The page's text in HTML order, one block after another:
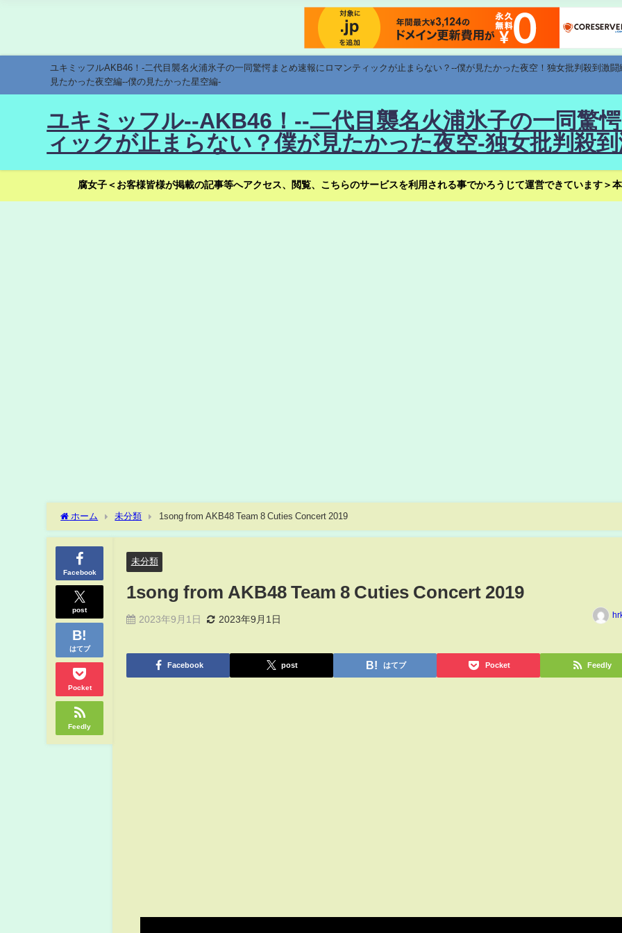
ユキミッフルAKB46！-二代目襲名火浦氷子の一同驚愕まとめ速報にロマンティックが止まらない？--僕が見たかった夜空！独女批判殺到激
見たかった夜空編--僕の見たかった星空編-
ユキミッフル--AKB46！--二代目襲名火浦氷子の一同驚
ィックが止まらない？僕が見たかった夜空-独女批判殺
腐女子＜お客様皆様が掲載の記事等へアクセス、閲覧、こちらのサービスを利用される事でかろうじて運営できています＞
ホーム 未分類 1song from AKB48 Team 8 Cuties Concert 2019
Facebook
post
はてブ
Pocket
Feedly
未分類
1song from AKB48 Team 8 Cuties Concert 2019
2023年9月1日 2023年9月1日
Facebook post はてブ Pocket Feedly